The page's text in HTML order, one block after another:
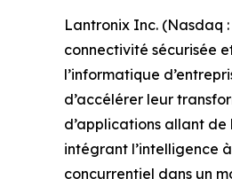
Lantronix Inc. (Nasdaq
connectivité sécurisée
l’informatique
d’accélérer leur
d’applications allant
intégrant l’intelligence
concurrentiel dans un